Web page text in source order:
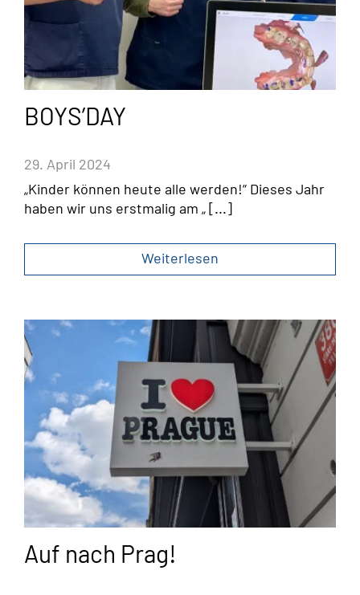
BOYS’DAY
29. April 2024
„Kinder können heute alle werden!“ Dieses Jahr
haben wir uns erstmalig am „ [...]
Weiterlesen
Auf nach Prag!